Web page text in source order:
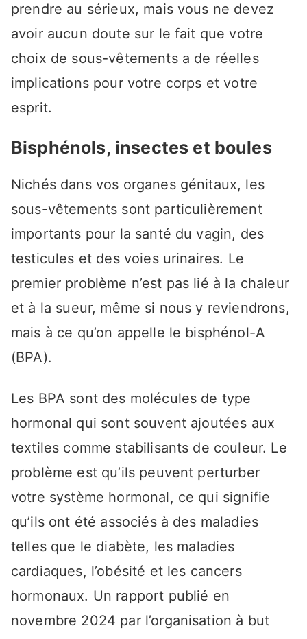
prendre au sérieux, mais vous ne devez
avoir aucun doute sur le fait que votre
choix de sous-vêtements a de réelles
implications pour votre corps et votre
esprit.
Bisphénols, insectes et boules
Nichés dans vos organes génitaux, les
sous-vêtements sont particulièrement
importants pour la santé du vagin, des
testicules et des voies urinaires. Le
premier problème n’est pas lié à la chaleur
et à la sueur, même si nous y reviendrons,
mais à ce qu’on appelle le bisphénol-A
(BPA).
Les BPA sont des molécules de type
hormonal qui sont souvent ajoutées aux
textiles comme stabilisants de couleur. Le
problème est qu’ils peuvent perturber
votre système hormonal, ce qui signifie
qu’ils ont été associés à des maladies
telles que le diabète, les maladies
cardiaques, l’obésité et les cancers
hormonaux. Un rapport publié en
novembre 2024 par l’organisation à but